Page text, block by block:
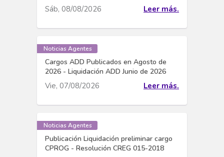
Sáb, 08/08/2026 Leer más.
Noticias Agentes
Cargos ADD Publicados en Agosto de
2026 - Liquidación ADD Junio de 2026
Vie, 07/08/2026 Leer más.
Noticias Agentes
Publicación Liquidación preliminar cargo
CPROG - Resolución CREG 015-2018